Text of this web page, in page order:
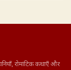
रोमांटिक कथाएँ और